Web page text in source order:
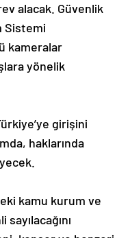
alacak. Güvenlik
Sistemi
kameralar
yönelik
girişini
haklarında
kamu kurum ve